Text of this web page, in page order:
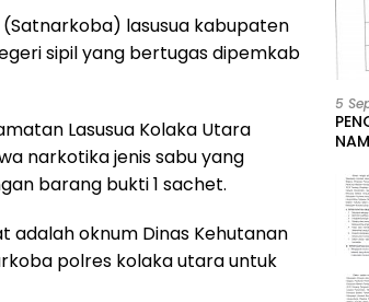
lasusua kabupaten
sipil yang bertugas dipemkab
Lasusua Kolaka Utara
narkotika jenis sabu yang
barang bukti 1 sachet.
adalah oknum Dinas Kehutanan
polres kolaka utara untuk
5